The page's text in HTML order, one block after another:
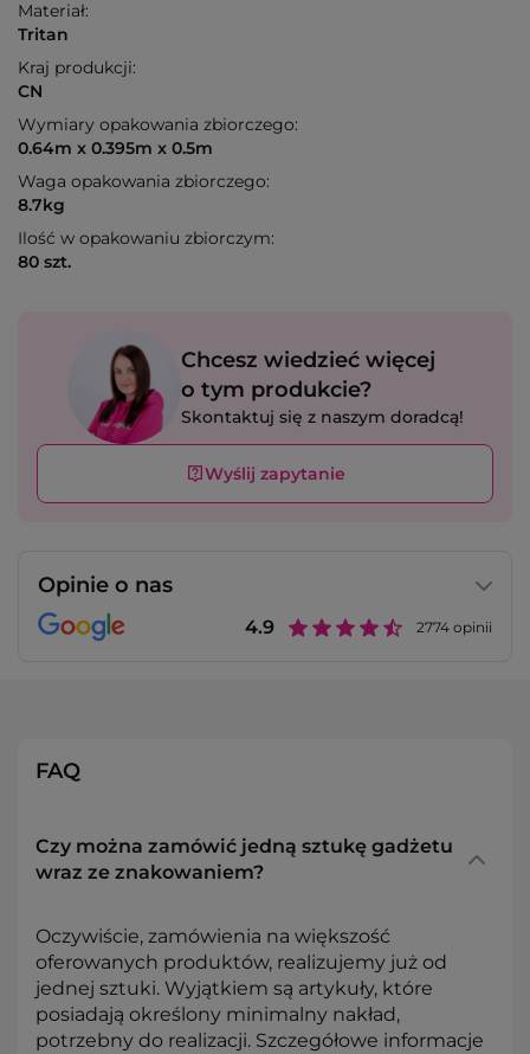
Materiał:
Tritan
Kraj produkcji:
CN
Wymiary opakowania zbiorczego:
0.64m x 0.395m x 0.5m
Waga opakowania zbiorczego:
8.7kg
Ilość w opakowaniu zbiorczym:
80 szt.
Chcesz wiedzieć więcej
o tym produkcie?
Skontaktuj się z naszym doradcą!
Wyślij zapytanie
Opinie o nas
4.9 2774 opinii
FAQ
Czy można zamówić jedną sztukę gadżetu
wraz ze znakowaniem?
Oczywiście, zamówienia na większość
oferowanych produktów, realizujemy już od
jednej sztuki. Wyjątkiem są artykuły, które
posiadają określony minimalny nakład,
potrzebny do realizacji. Szczegółowe informacje